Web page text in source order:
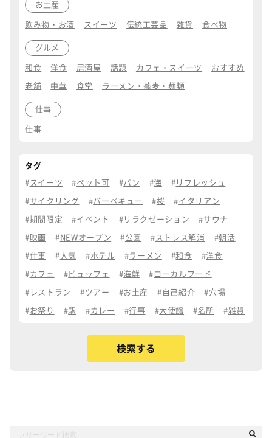
お土産
飲み物・お酒 スイーツ 伝統工芸品 雑貨 食べ物
グルメ
和食 洋食 居酒屋 話題 カフェ・スイーツ おすすめ
老舗 中華 食堂 ラーメン・蕎麦・麺類
仕事
仕事
タグ
スイーツ ペット可 パン 海 リフレッシュ
サイクリング バーベキュー 桜 イタリアン
期間限定 イベント リラクゼーション サウナ
映画 NEWオープン 公園 ストレス解消 朝活
仕事 人気 ホテル ラーメン 和食 洋食
カフェ ビュッフェ 海鮮 ローカルフード
レストラン ツアー お土産 自己紹介 穴場
お祭り 駅 カレー 行事 大使館 名所 雑貨